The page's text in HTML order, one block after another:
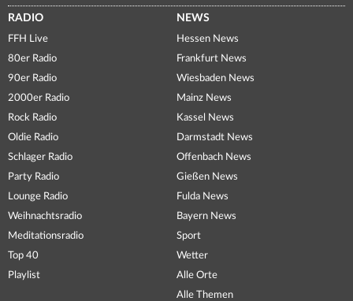
RADIO
FFH Live
80er Radio
90er Radio
2000er Radio
Rock Radio
Oldie Radio
Schlager Radio
Party Radio
Lounge Radio
Weihnachtsradio
Meditationsradio
Top 40
Playlist
NEWS
Hessen News
Frankfurt News
Wiesbaden News
Mainz News
Kassel News
Darmstadt News
Offenbach News
Gießen News
Fulda News
Bayern News
Sport
Wetter
Alle Orte
Alle Themen